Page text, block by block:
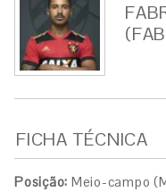
FICHA TÉCNICA
Posição: Meio-campo